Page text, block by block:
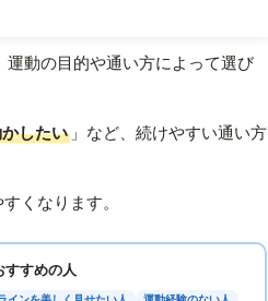
動の目的や通い方によって選び
したい 」など、続けやすい通い方
くなります。
すめの人